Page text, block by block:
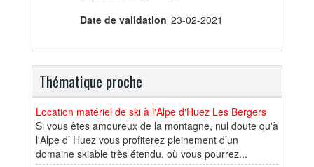
Date de validation 23-02-2021
Thématique proche
Location matériel de ski à l'Alpe d'Huez Les Bergers
Si vous êtes amoureux de la montagne, nul doute qu'à
l'Alpe d’ Huez vous profiterez pleinement d’un
domaine skiable très étendu, où vous pourrez...